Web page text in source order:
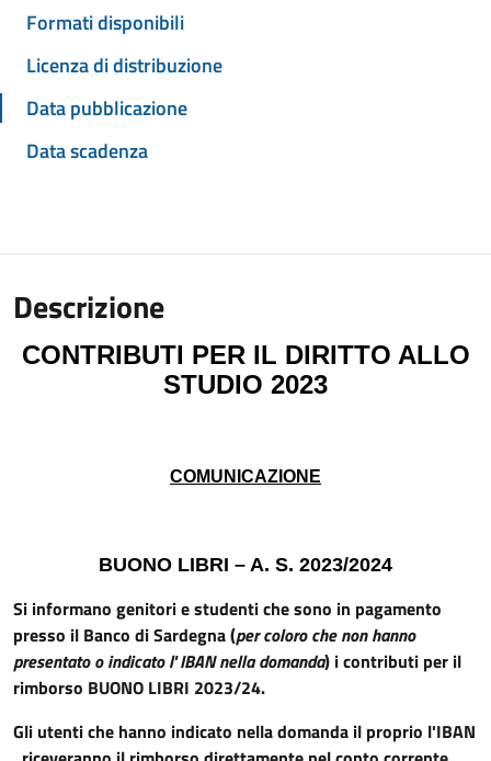
Formati disponibili
Licenza di distribuzione
Data pubblicazione
Data scadenza
Descrizione
CONTRIBUTI PER IL DIRITTO ALLO
STUDIO 2023
COMUNICAZIONE
BUONO LIBRI – A. S. 2023/2024
Si informano genitori e studenti chesono in pagamento
presso il Banco di Sardegna(per coloro che non hanno
presentatoo indicato l'IBANnella domanda) i contributi per il
rimborso BUONO LIBRI 2023/24.
Gli utenti che hanno indicato nella domanda il proprio l'IBAN